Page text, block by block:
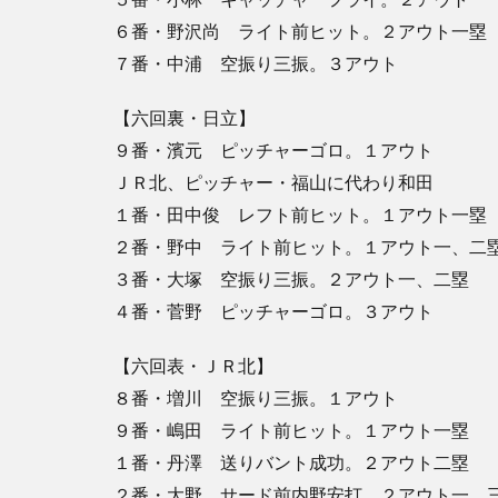
６番・野沢尚 ライト前ヒット。２アウト一塁
７番・中浦 空振り三振。３アウト
【六回裏・日立】
９番・濱元 ピッチャーゴロ。１アウト
ＪＲ北、ピッチャー・福山に代わり和田
１番・田中俊 レフト前ヒット。１アウト一塁
２番・野中 ライト前ヒット。１アウト一、二
３番・大塚 空振り三振。２アウト一、二塁
４番・菅野 ピッチャーゴロ。３アウト
【六回表・ＪＲ北】
８番・増川 空振り三振。１アウト
９番・嶋田 ライト前ヒット。１アウト一塁
１番・丹澤 送りバント成功。２アウト二塁